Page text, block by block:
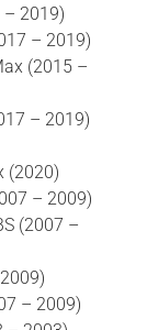
– 2019)
– 2019)
(2015 –
– 2019)
(2020)
– 2009)
(2007 –
– 2009)